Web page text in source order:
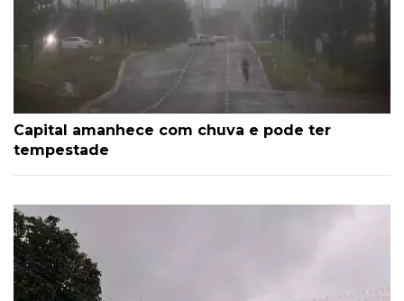
Capital amanhece com chuva e pode ter
tempestade